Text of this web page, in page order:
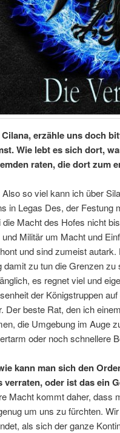
erzähle uns doch
Wie lebt es sich dort,
raten, die dort zum
Also so viel kann ich über
in Legas Des, der Festung
die Macht des Hofes nicht
und Militär um Macht und
und sind zumeist
damit zu tun die Grenzen
es regnet viel und
der Königstruppen
Der beste Rat, den ich
die Umgebung im Auge
oder noch schnellere
kann man sich den
verraten, oder ist das ein
Macht kommt daher, dass
um uns zu fürchten.
als sich der ganze